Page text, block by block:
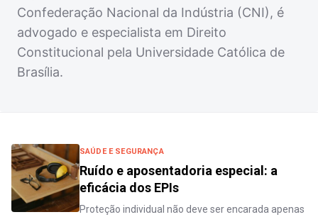
Confederação Nacional da Indústria (CNI), é
advogado e especialista em Direito
Constitucional pela Universidade Católica de
Brasília.
SAÚDE E SEGURANÇA
Ruído e aposentadoria especial: a
eficácia dos EPIs
Proteção individual não deve ser encarada apenas